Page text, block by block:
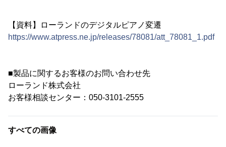
【資料】ローランドのデジタルピアノ変遷
https://www.atpress.ne.jp/releases/78081/att_78081_1.pdf
■製品に関するお客様のお問い合わせ先
ローランド株式会社
お客様相談センター：050-3101-2555
すべての画像